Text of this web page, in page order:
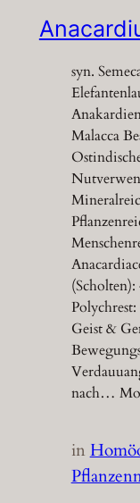
syn.
Malacca
Geist &
nach…
in